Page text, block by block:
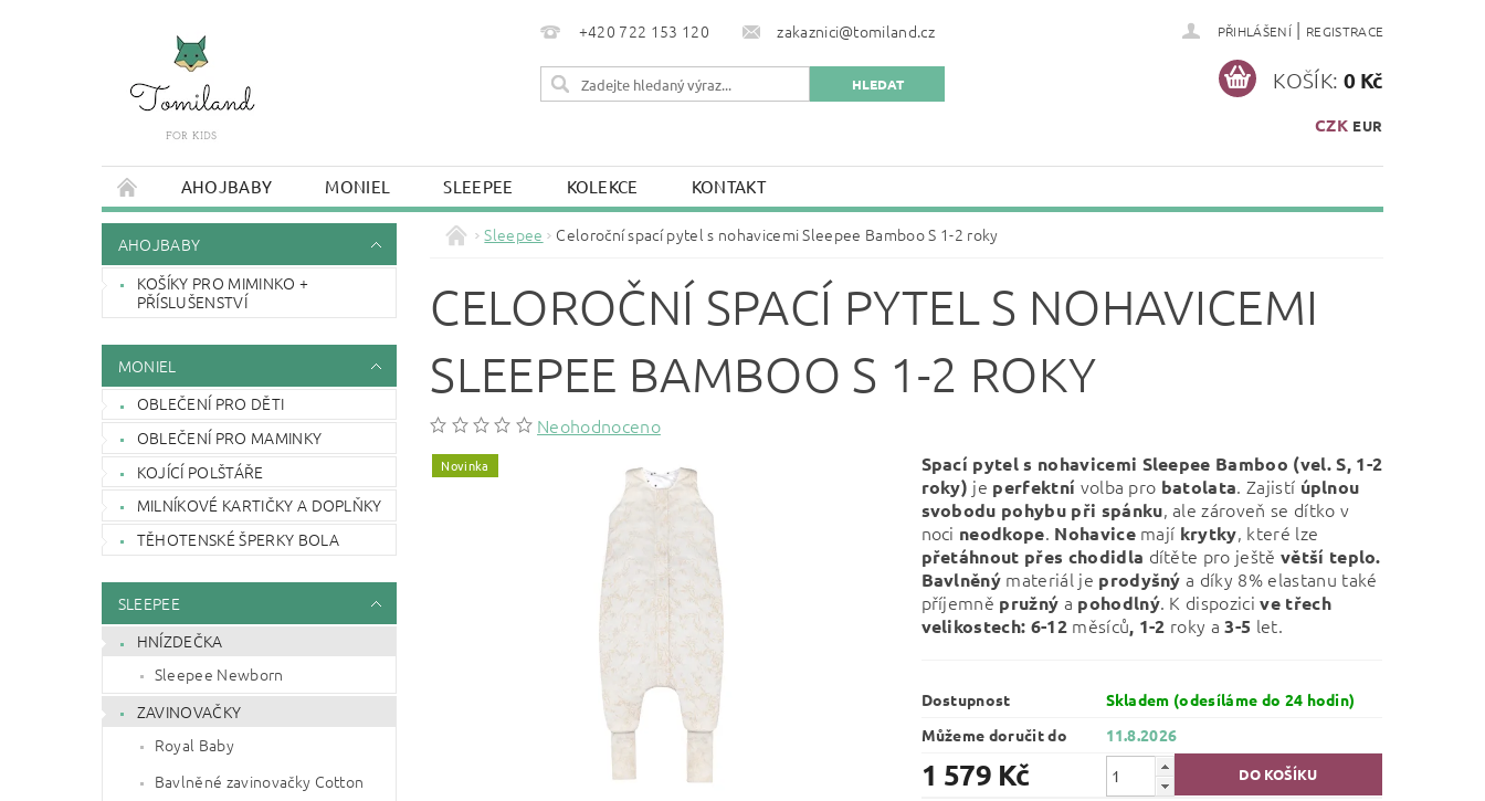
+420 722 153 120 zakaznici@tomiland.cz PŘIHLÁŠENÍ | REGISTRACE
CZK EUR
KOŠÍK: 0 Kč
AHOJBABY MONIEL SLEEPEE KOLEKCE KONTAKT
AHOJBABY
KOŠÍKY PRO MIMINKO +
PŘÍSLUŠENSTVÍ
MONIEL
OBLEČENÍ PRO DĚTI
OBLEČENÍ PRO MAMINKY
KOJÍCÍ POLŠTÁŘE
MILNÍKOVÉ KARTIČKY A DOPLŇKY
TĚHOTENSKÉ ŠPERKY BOLA
SLEEPEE
HNÍZDEČKA
Sleepee Newborn
ZAVINOVAČKY
Royal Baby
Bavlněné zavinovačky Cotton
Sleepee Celoroční spací pytel s nohavicemi Sleepee Bamboo S 1-2 roky
CELOROČNÍ SPACÍ PYTEL S NOHAVICEMI
SLEEPEE BAMBOO S 1-2 ROKY
Neohodnoceno
Novinka
Spací pytel s nohavicemi Sleepee Bamboo (vel. S, 1-2
roky) je perfektní volba pro batolata. Zajistí úplnou
svobodu pohybu při spánku, ale zároveň se dítko v
noci neodkope. Nohavicemají krytky, které lze
přetáhnout přes chodidla dítěte pro ještě větší teplo.
Bavlněný materiál je prodyšný a díky 8% elastanu také
příjemně pružný a pohodlný. K dispozicive třech
velikostech: 6-12 měsíců, 1-2 roky a3-5 let.
Dostupnost
Skladem (odesíláme do 24 hodin)
Můžeme doručit do
11.8.2026
1 579 Kč